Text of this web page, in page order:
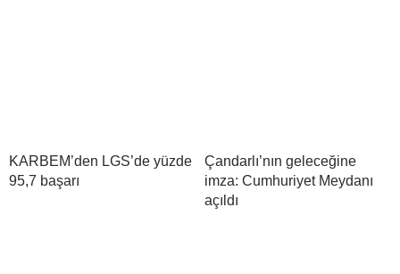
KARBEM’den LGS’de yüzde
95,7 başarı
Çandarlı’nın geleceğine
imza: Cumhuriyet Meydanı
açıldı